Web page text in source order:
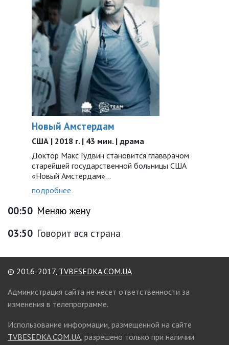
Новый Амстердам
США | 2018 г. | 43 мин. | драма
Доктор Макс Гудвин становится главврачом
старейшей государственной больницы США
«Новый Амстердам»...
подробнее
00:50 Меняю жену
03:50 Говорит вся страна
© 2016-2017, TVBESEDKA.COM.UA
Администрация сайта не несет ответственности за
изменения в телепрограмме.
Использование информации, размещенной на сайте
TVBESEDKA.COM.UA, разрешено только при наличии